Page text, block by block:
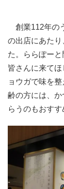
創業112年の
の出店にあた
た。ららぽー
皆さんに来て
ョウガで味を
齢の方には、
らうのもおすす